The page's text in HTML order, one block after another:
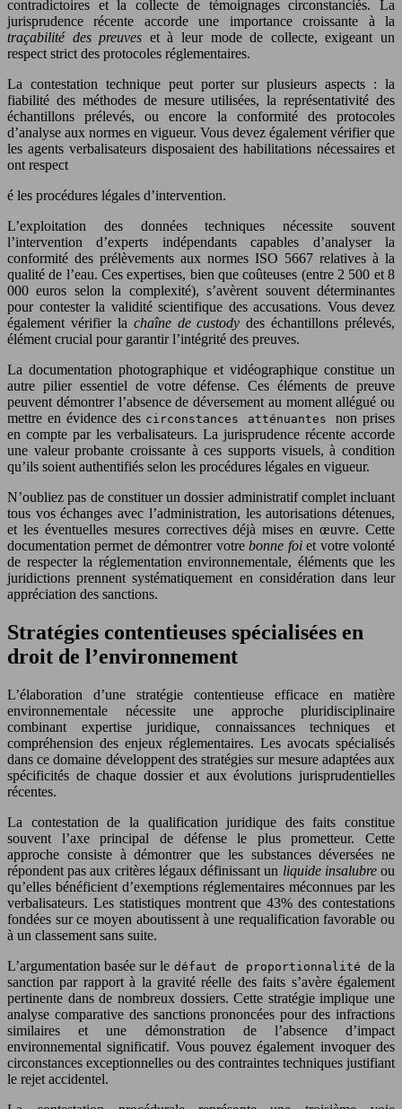
contradictoires et la collecte de témoignages circonstanciés. La
jurisprudence récente accorde une importance croissante à la
traçabilité des preuves et à leur mode de collecte, exigeant un
respect strict des protocoles réglementaires.
La contestation technique peut porter sur plusieurs aspects : la
fiabilité des méthodes de mesure utilisées, la représentativité des
échantillons prélevés, ou encore la conformité des protocoles
d’analyse aux normes en vigueur. Vous devez également vérifier que
les agents verbalisateurs disposaient des habilitations nécessaires et
ont respect
é les procédures légales d’intervention.
L’exploitation des données techniques nécessite souvent
l’intervention d’experts indépendants capables d’analyser la
conformité des prélèvements aux normes ISO 5667 relatives à la
qualité de l’eau. Ces expertises, bien que coûteuses (entre 2 500 et 8
000 euros selon la complexité), s’avèrent souvent déterminantes
pour contester la validité scientifique des accusations. Vous devez
également vérifier la chaîne de custodydes échantillons prélevés,
élément crucial pour garantir l’intégrité des preuves.
La documentation photographique et vidéographique constitue un
autre pilier essentiel de votre défense. Ces éléments de preuve
peuvent démontrer l’absence de déversement au moment allégué ou
mettre en évidence des circonstances atténuantesnon prises
en compte par les verbalisateurs. La jurisprudence récente accorde
une valeur probante croissante à ces supports visuels, à condition
qu’ils soient authentifiés selon les procédures légales en vigueur.
N’oubliez pas de constituer un dossier administratif complet incluant
tous vos échanges avec l’administration, les autorisations détenues,
et les éventuelles mesures correctives déjà mises en œuvre. Cette
documentation permet de démontrer votrebonne foiet votre volonté
de respecter la réglementation environnementale, éléments que les
juridictions prennent systématiquement en considération dans leur
appréciation des sanctions.
Stratégies contentieuses spécialisées en
droit de l’environnement
L’élaboration d’une stratégie contentieuse efficace en matière
environnementale nécessite une approche pluridisciplinaire
combinant expertise juridique, connaissances techniques et
compréhension des enjeux réglementaires. Les avocats spécialisés
dans ce domaine développent des stratégies sur mesure adaptées aux
spécificités de chaque dossier et aux évolutions jurisprudentielles
récentes.
La contestation de la qualification juridique des faits constitue
souvent l’axe principal de défense le plus prometteur. Cette
approche consiste à démontrer que les substances déversées ne
répondent pas aux critères légaux définissant un liquide insalubreou
qu’elles bénéficient d’exemptions réglementaires méconnues par les
verbalisateurs. Les statistiques montrent que 43% des contestations
fondées sur ce moyen aboutissent à une requalification favorable ou
à un classement sans suite.
L’argumentation basée sur le défaut de proportionnalité de la
sanction par rapport à la gravité réelle des faits s’avère également
pertinente dans de nombreux dossiers. Cette stratégie implique une
analyse comparative des sanctions prononcées pour des infractions
similaires et une démonstration de l’absence d’impact
environnemental significatif. Vous pouvez également invoquer des
circonstances exceptionnelles ou des contraintes techniques justifiant
le rejet accidentel.